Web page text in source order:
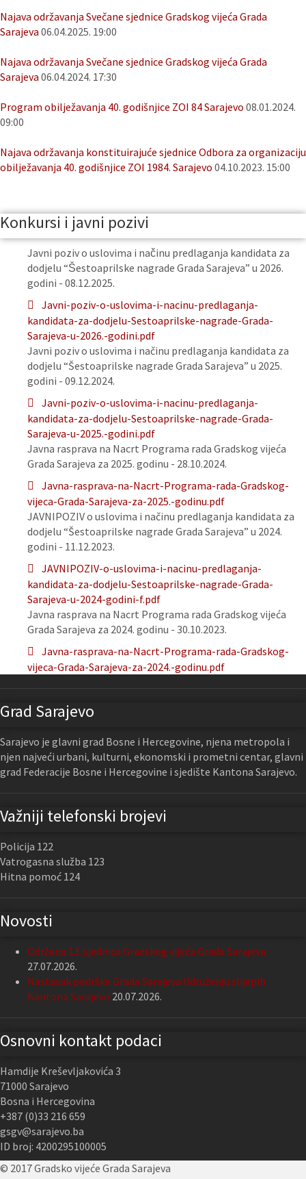
Najava održavanja Svečane sjednice Gradskog vijeća Grada
Sarajeva 06.04.2025. 19:00
Najava održavanja Svečane sjednice Gradskog vijeća Grada
Sarajeva 06.04.2024. 17:30
Program obilježavanja 40. godišnjice ZOI 84 Sarajevo 08.01.2024.
09:00
Najava održavanja konstituirajuće sjednice Odbora za organizaciju
obilježavanja 40. godišnjice ZOI 1984. Sarajevo 04.10.2023. 15:00
Konkursi i javni pozivi
Javni poziv o uslovima i načinu predlaganja kandidata za
dodjelu “Šestoaprilske nagrade Grada Sarajeva” u 2026.
godini - 08.12.2025.
Javni-poziv-o-uslovima-i-nacinu-predlaganja-
kandidata-za-dodjelu-Sestoaprilske-nagrade-Grada-
Sarajeva-u-2026.-godini.pdf
Javni poziv o uslovima i načinu predlaganja kandidata za
dodjelu “Šestoaprilske nagrade Grada Sarajeva” u 2025.
godini - 09.12.2024.
Javni-poziv-o-uslovima-i-nacinu-predlaganja-
kandidata-za-dodjelu-Sestoaprilske-nagrade-Grada-
Sarajeva-u-2025.-godini.pdf
Javna rasprava na Nacrt Programa rada Gradskog vijeća
Grada Sarajeva za 2025. godinu - 28.10.2024.
Javna-rasprava-na-Nacrt-Programa-rada-Gradskog-
vijeca-Grada-Sarajeva-za-2025.-godinu.pdf
JAVNIPOZIV o uslovima i načinu predlaganja kandidata za
dodjelu “Šestoaprilske nagrade Grada Sarajeva” u 2024.
godini - 11.12.2023.
JAVNIPOZIV-o-uslovima-i-nacinu-predlaganja-
kandidata-za-dodjelu-Sestoaprilske-nagrade-Grada-
Sarajeva-u-2024-godini-f.pdf
Javna rasprava na Nacrt Programa rada Gradskog vijeća
Grada Sarajeva za 2024. godinu - 30.10.2023.
Javna-rasprava-na-Nacrt-Programa-rada-Gradskog-
vijeca-Grada-Sarajeva-za-2024.-godinu.pdf
Grad Sarajevo
Sarajevo je glavni grad Bosne i Hercegovine, njena metropola i
njen najveći urbani, kulturni, ekonomski i prometni centar, glavni
grad Federacije Bosne i Hercegovine i sjedište Kantona Sarajevo.
Važniji telefonski brojevi
Policija 122
Vatrogasna služba 123
Hitna pomoć 124
Novosti
Održana 13. sjednica Gradskog vijeća Grada Sarajeva
27.07.2026.
Nastavak podrške Grada Sarajeva Udruženju slijepih
Kantona Sarajevo 20.07.2026.
Osnovni kontakt podaci
Hamdije Kreševljakovića 3
71000 Sarajevo
Bosna i Hercegovina
+387 (0)33 216 659
gsgv@sarajevo.ba
ID broj: 4200295100005
© 2017 Gradsko vijeće Grada Sarajeva